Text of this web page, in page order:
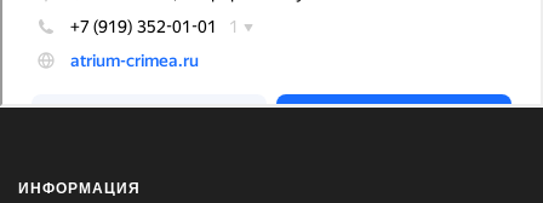
ИНФОРМАЦИЯ